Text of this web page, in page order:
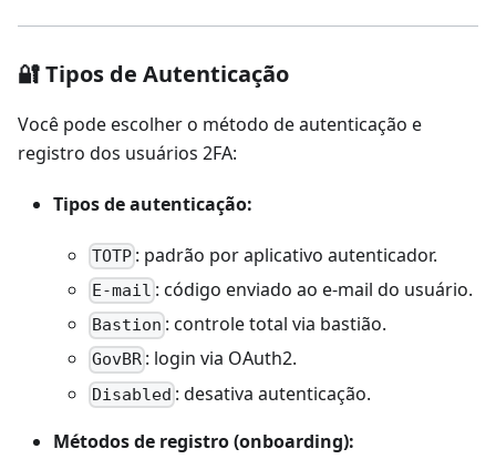
🔐 Tipos de Autenticação
Você pode escolher o método de autenticação e
registro dos usuários 2FA:
Tipos de autenticação:
TOTP : padrão por aplicativo autenticador.
E-mail : código enviado ao e-mail do usuário.
Bastion : controle total via bastião.
GovBR : login via OAuth2.
Disabled : desativa autenticação.
Métodos de registro (onboarding):